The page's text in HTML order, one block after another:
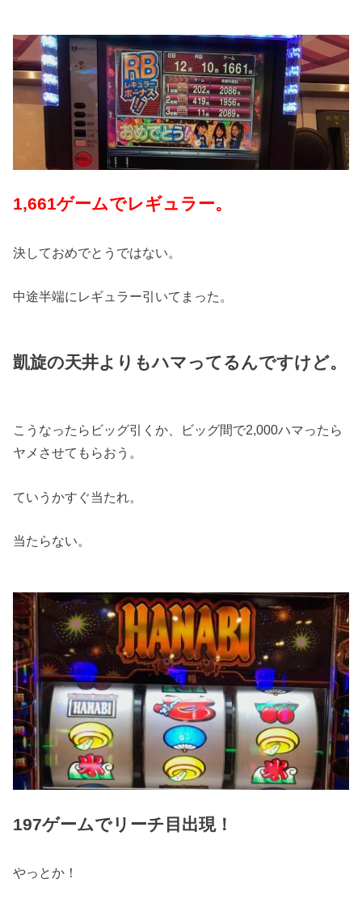
1,661ゲームでレギュラー。
決しておめでとうではない。
中途半端にレギュラー引いてまった。
凱旋の天井よりもハマってるんですけど。
こうなったらビッグ引くか、ビッグ間で2,000ハマったら
ヤメさせてもらおう。
ていうかすぐ当たれ。
当たらない。
197ゲームでリーチ目出現！
やっとか！